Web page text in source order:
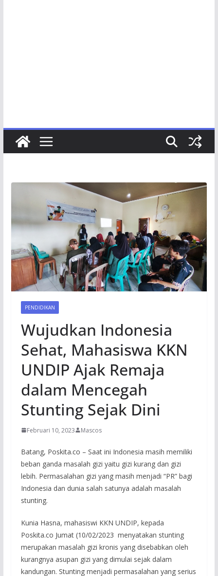
PENDIDIKAN
Wujudkan Indonesia
Sehat, Mahasiswa KKN
UNDIP Ajak Remaja
dalam Mencegah
Stunting Sejak Dini
Februari 10, 2023 Mascos
Batang, Poskita.co – Saat ini Indonesia masih memiliki
beban ganda masalah gizi yaitu gizi kurang dan gizi
lebih. Permasalahan gizi yang masih menjadi “PR” bagi
Indonesia dan dunia salah satunya adalah masalah
stunting.
Kunia Hasna, mahasiswi KKN UNDIP, kepada
Poskita.co Jumat (10/02/2023 menyatakan stunting
merupakan masalah gizi kronis yang disebabkan oleh
kurangnya asupan gizi yang dimulai sejak dalam
kandungan. Stunting menjadi permasalahan yang serius